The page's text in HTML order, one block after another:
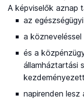
A képviselők aznap
az
a
és a
államháztartási
napirenden lesz